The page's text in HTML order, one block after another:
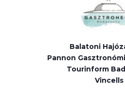
Balatoni
Pannon
Tourinform
Vincells